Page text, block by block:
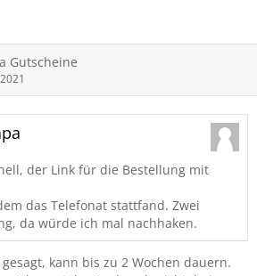
Gutscheine
der Link für die Bestellung mit
das Telefonat stattfand. Zwei
da würde ich mal nachhaken.
kann bis zu 2 Wochen dauern.